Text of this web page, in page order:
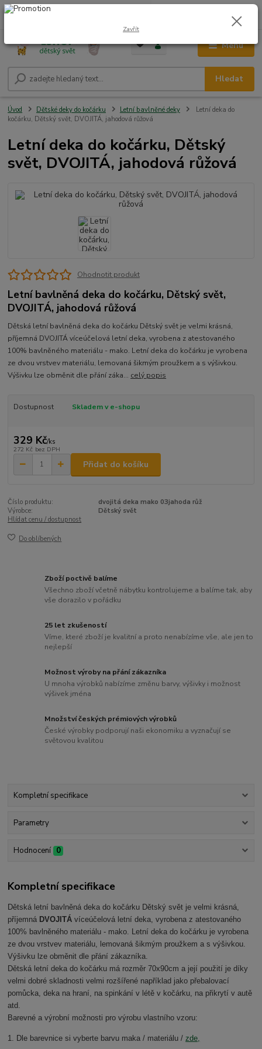
Menu
Hledat
+420 604 278 943 0,00 Kč
Úvod Dětské deky do kočárku Letní bavlněné deky
Letní deka do
kočárku, Dětský svět, DVOJITÁ, jahodová růžová
Letní deka do kočárku, Dětský
svět, DVOJITÁ, jahodová růžová
Ohodnotit produkt
Letní bavlněná deka do kočárku, Dětský svět,
DVOJITÁ, jahodová růžová
Dětská letní bavlněná deka do kočárku Dětský svět je velmi krásná,
příjemná DVOJITÁ víceúčelová letní deka, vyrobena z atestovaného
100% bavlněného materiálu - mako. Letní deka do kočárku je vyrobena
ze dvou vrstvev materiálu, lemovaná šikmým proužkem a s výšivkou.
Výšivku lze obměnit dle přání záka... celý popis
Dostupnost Skladem v e-shopu
329 Kč/ks
272 Kč bez DPH
Přidat do košíku
Číslo produktu:
dvojitá deka mako 03jahoda růž
Výrobce:
Dětský svět
Hlídat cenu / dostupnost
Do oblíbených
Zboží poctivě balíme
Všechno zboží včetně nábytku kontrolujeme a balíme tak, aby
vše dorazilo v pořádku
25 let zkušeností
Víme, které zboží je kvalitní a proto nenabízíme vše, ale jen to
nejlepší
Možnost výroby na přání zákazníka
U mnoha výrobků nabízíme změnu barvy, výšivky i možnost
výšivek jména
Množství českých prémiových výrobků
České výrobky podporují naši ekonomiku a vyznačují se
světovou kvalitou
Kompletní specifikace
Parametry
Hodnocení 0
Kompletní specifikace
Dětská letní bavlněná deka do kočárku Dětský svět je velmi krásná,
příjemná DVOJITÁvíceúčelová letní deka, vyrobena z atestovaného
100% bavlněného materiálu - mako. Letní deka do kočárku je vyrobena
ze dvou vrstvev materiálu, lemovaná šikmým proužkem a s výšivkou.
Výšivku lze obměnit dle přání zákazníka.
Dětská letní deka do kočárku má rozměr 70x90cm a její použití je díky
velmi dobré skladnosti velmi rozšířené například jako přebalovací
pomůcka, deka na hraní, na spinkání v létě v kočárku, na přikrytí v autě
atd.
Barevné a výrobní možnosti pro výrobu vlastního vzoru:
1. Dle barevnice si vyberte barvu maka / materiálu /zde,
Zavřít